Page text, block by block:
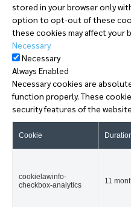
stored in your browser only
option to opt-out of these
these cookies may affect your
Necessary
Necessary
Always Enabled
Necessary cookies are
function properly. These
security features of the
Cookie
cookielawinfo-
checkbox-analytics
11